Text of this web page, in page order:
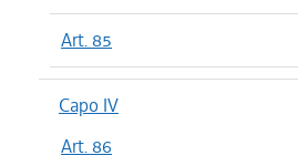
Art. 85
Capo IV
Art. 86